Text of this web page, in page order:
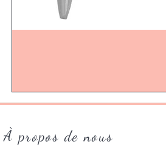
À propos de nous